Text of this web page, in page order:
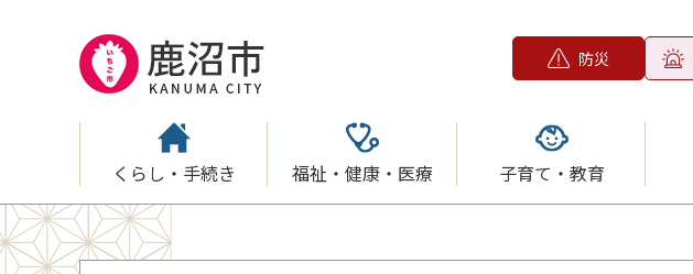
防災
くらし・手続き 福祉・健康・医療 子育て・教育